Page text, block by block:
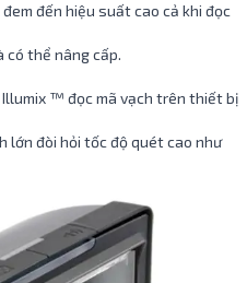
đến hiệu suất cao cả khi đọc
có thể nâng cấp.
™ đọc mã vạch trên thiết bị
lớn đòi hỏi tốc độ quét cao như